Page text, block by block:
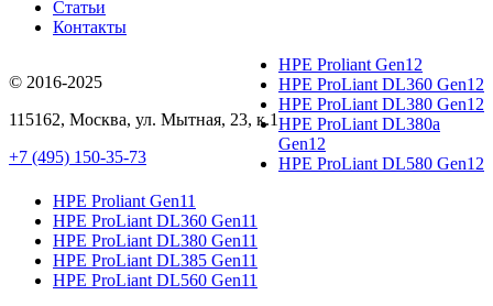
Статьи
Контакты
© 2016-2025
115162, Москва, ул. Мытная, 23, к.1
+7 (495) 150-35-73
HPE Proliant Gen12
HPE ProLiant DL360 Gen12
HPE ProLiant DL380 Gen12
HPE ProLiant DL380a
Gen12
HPE ProLiant DL580 Gen12
HPE Proliant Gen11
HPE ProLiant DL360 Gen11
HPE ProLiant DL380 Gen11
HPE ProLiant DL385 Gen11
HPE ProLiant DL560 Gen11